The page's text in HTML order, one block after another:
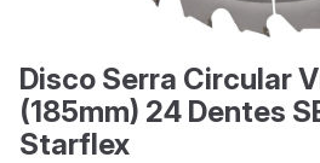
Disco Serra Circular
(185mm) 24 Dentes
Starflex